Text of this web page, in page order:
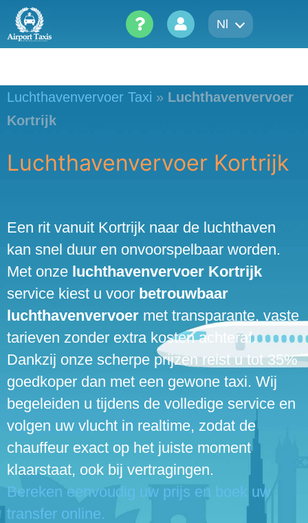
Skip
content
Nl
Luchthavenvervoer Taxi » Luchthavenvervoer
Kortrijk
Luchthavenvervoer Kortrijk
Een rit vanuit Kortrijk naar de luchthaven
kan snel duur en onvoorspelbaar worden.
Met onze luchthavenvervoer Kortrijk
service kiest u voor betrouwbaar
luchthavenvervoer met transparante, vaste
tarieven zonder extra kosten achteraf.
Dankzij onze scherpe prijzen reist u tot 35%
goedkoper dan met een gewone taxi. Wij
begeleiden u tijdens de volledige service en
volgen uw vlucht in realtime, zodat de
chauffeur exact op het juiste moment
klaarstaat, ook bij vertragingen.
Bereken eenvoudig uw prijs en boek uw
transfer online.